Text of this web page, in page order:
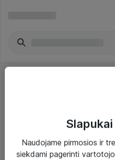
Paslaugos
Naudojame pirmosios ir
siekdami pagerinti